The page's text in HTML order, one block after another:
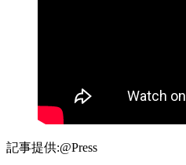
記事提供:@Press